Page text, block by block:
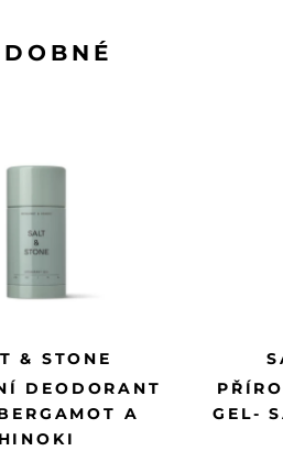
& STONE
DEODORANT
A
HINOKI
GEL-